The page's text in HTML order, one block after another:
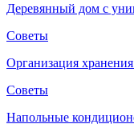
Деревянный дом с
Советы
Организация
Советы
Напольные